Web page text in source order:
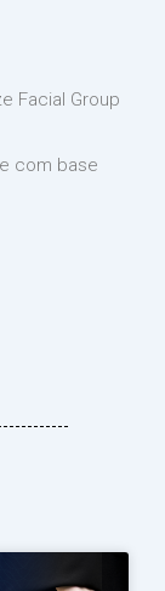
Facial Group
com base